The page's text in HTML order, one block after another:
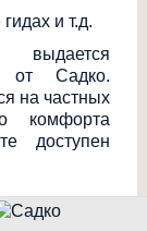
и т.д.
от Садко.
на частных
комфорта
доступен